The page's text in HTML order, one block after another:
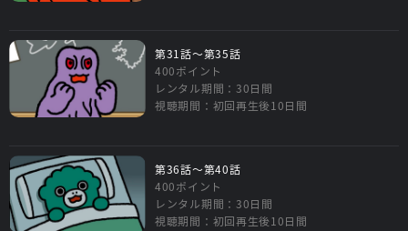
第31話～第35話
400ポイント
レンタル期間：30日間
視聴期間：初回再生後10日間
第36話～第40話
400ポイント
レンタル期間：30日間
視聴期間：初回再生後10日間